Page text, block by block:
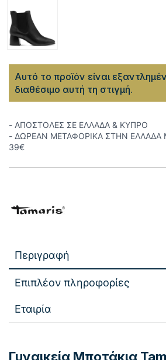
Αυτό το προϊόν είναι
διαθέσιμο αυτή τη στιγμή.
- ΑΠΟΣΤΟΛΕΣ ΣΕ ΕΛΛΑΔΑ & ΚΥΠΡΟ
- ΔΩΡΕΑΝ ΜΕΤΑΦΟΡΙΚΑ ΣΤΗΝ
39€
Περιγραφή
Επιπλέον πληροφορίες
Εταιρία
Γυναικεία Μποτάκια